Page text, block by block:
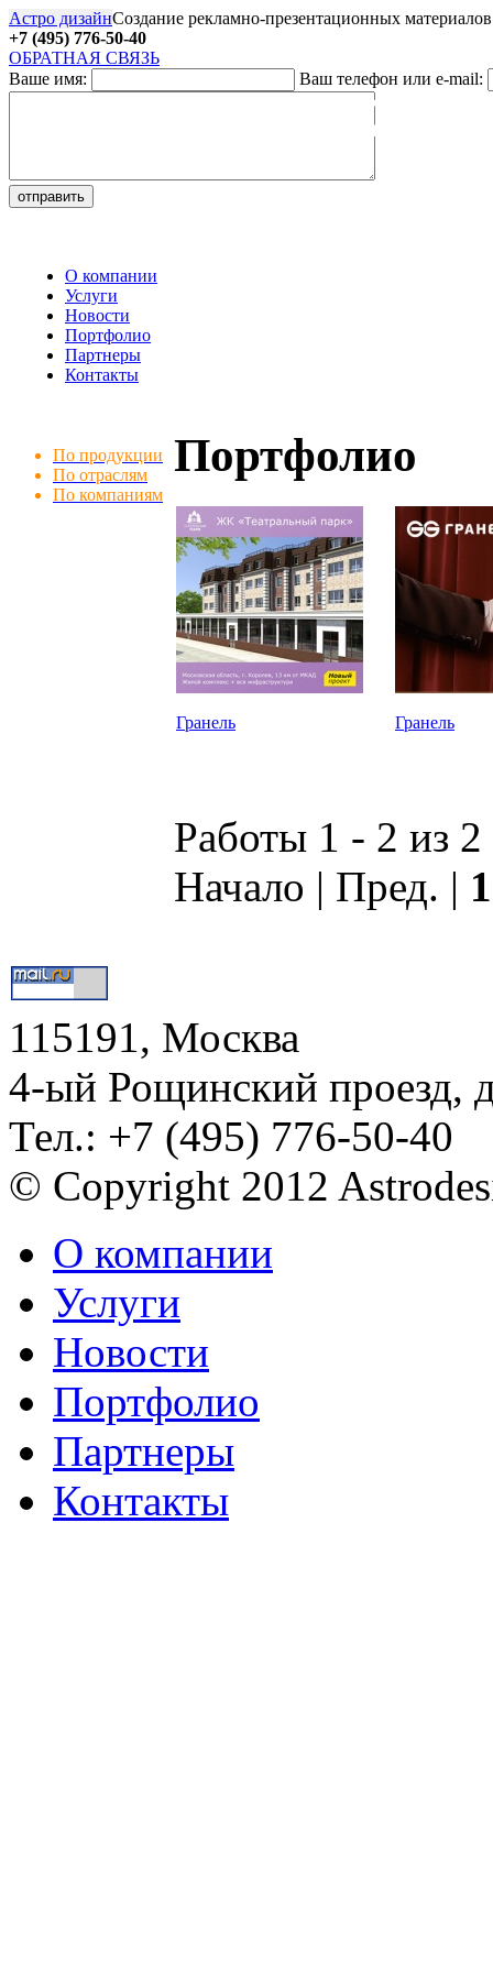
27
Астро дизайнСоздание рекламно-презентационных материалов
+7 (495) 776-50-40
ОБРАТНАЯ СВЯЗЬ
Ваше имя:
Ваш телефон или e-mail:
О компании
Услуги
Новости
Портфолио
Партнеры
Контакты
По продукции
По отраслям
По компаниям
Портфолио
Гранель Гранель
Работы 1 - 2 из 2
Начало | Пред. | 1
115191, Москва
4-ый Рощинский проезд,
Тел.: +7 (495) 776-50-40
© Copyright 2012
О компании
Услуги
Новости
Портфолио
Партнеры
Контакты